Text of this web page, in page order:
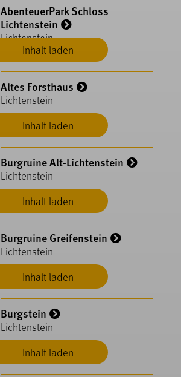
Inhalt laden
AbenteuerPark Schloss
Lichtenstein
Lichtenstein
Inhalt laden
Altes Forsthaus
Lichtenstein
Inhalt laden
Burgruine Alt-Lichtenstein
Lichtenstein
Inhalt laden
Burgruine Greifenstein
Lichtenstein
Inhalt laden
Burgstein
Lichtenstein